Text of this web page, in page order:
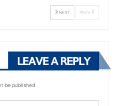
NEXT
LEAVE A REPLY
be published.